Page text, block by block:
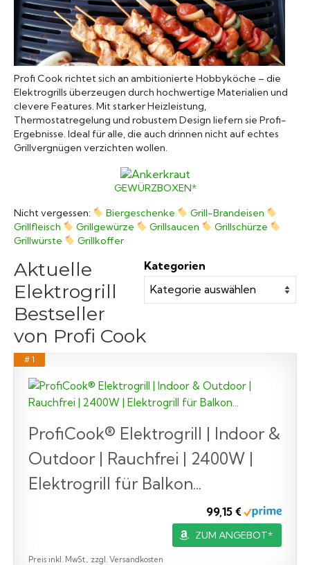
Grillgewürze
Grillsaucen
Bücher
Profi Cook richtet sich an ambitionierte Hobbyköche – die
Elektrogrills überzeugen durch hochwertige Materialien und
clevere Features. Mit starker Heizleistung,
Thermostatregelung und robustem Design liefern sie Profi-
Ergebnisse. Ideal für alle, die auch drinnen nicht auf echtes
Grillvergnügen verzichten wollen.
GEWÜRZBOXEN*
Nicht vergessen:
Biergeschenke
Grill-Brandeisen
Grillfleisch
Grillgewürze Grillsaucen
Grillschürze
Grillwürste
Grillkoffer
Kategorien
Aktuelle
Elektrogrill
Bestseller
von Profi Cook
# 1
ProfiCook® Elektrogrill | Indoor &
Outdoor | Rauchfrei | 2400W |
Elektrogrill für Balkon...
99,15 €
ZUM ANGEBOT*
Preis inkl. MwSt., zzgl. Versandkosten